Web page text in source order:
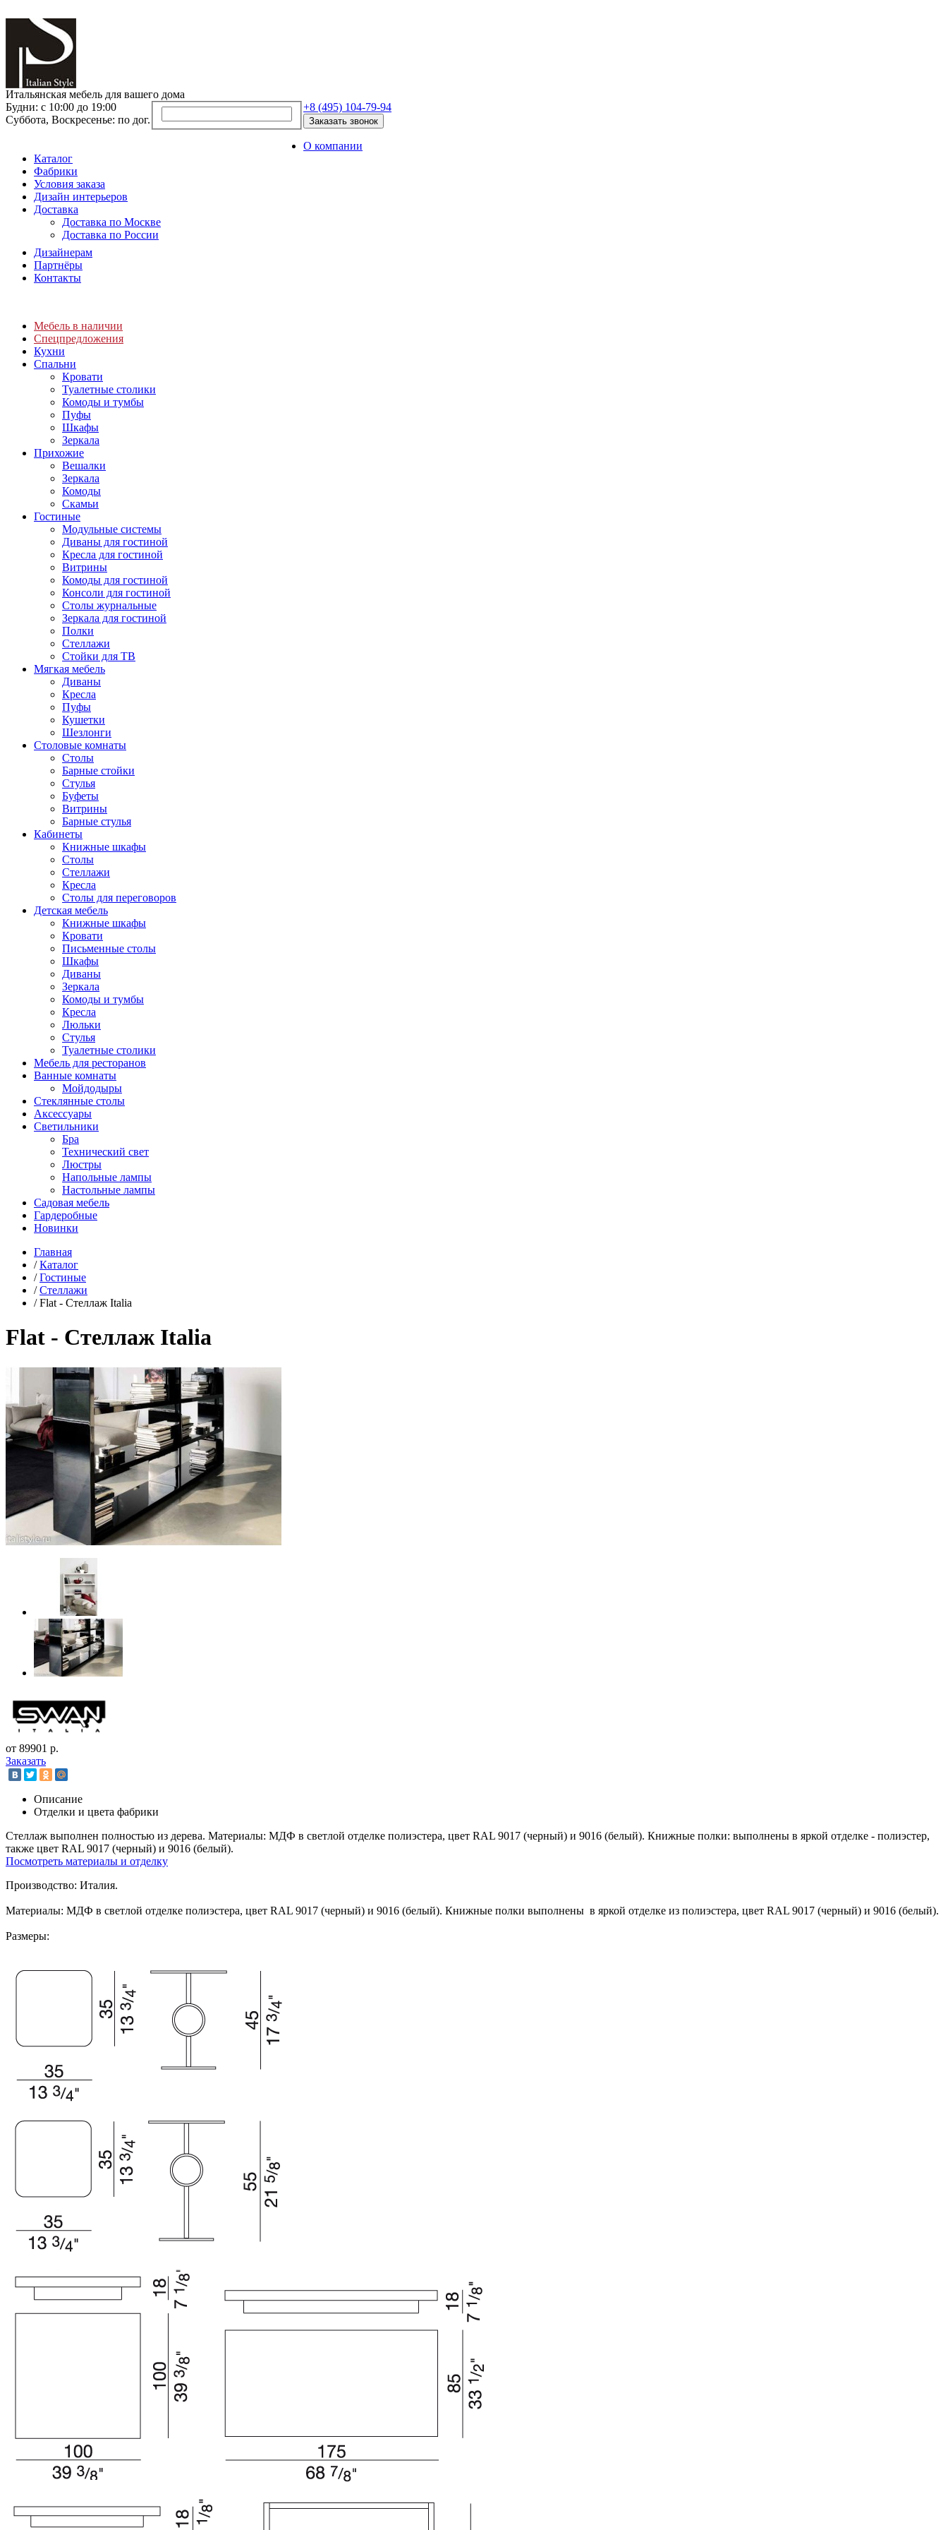
Итальянская мебель для вашего дома
Будни: с 10:00 до 19:00
Суббота, Воскресенье: по дог.
+8 (495) 104-79-94
Заказать звонок
О компании
Каталог
Фабрики
Условия заказа
Дизайн интерьеров
Доставка
Доставка по Москве
Доставка по России
Дизайнерам
Партнёры
Контакты
Мебель в наличии
Спецпредложения
Кухни
Спальни
Кровати
Туалетные столики
Комоды и тумбы
Пуфы
Шкафы
Зеркала
Прихожие
Вешалки
Зеркала
Комоды
Скамьи
Гостиные
Модульные системы
Диваны для гостиной
Кресла для гостиной
Витрины
Комоды для гостиной
Консоли для гостиной
Столы журнальные
Зеркала для гостиной
Полки
Стеллажи
Стойки для ТВ
Мягкая мебель
Диваны
Кресла
Пуфы
Кушетки
Шезлонги
Столовые комнаты
Столы
Барные стойки
Стулья
Буфеты
Витрины
Барные стулья
Кабинеты
Книжные шкафы
Cтолы
Стеллажи
Кресла
Столы для переговоров
Детская мебель
Книжные шкафы
Кровати
Письменные столы
Шкафы
Диваны
Зеркала
Комоды и тумбы
Кресла
Люльки
Стулья
Туалетные столики
Мебель для ресторанов
Ванные комнаты
Мойдодыры
Стеклянные столы
Аксессуары
Светильники
Бра
Технический свет
Люстры
Напольные лампы
Настольные лампы
Садовая мебель
Гардеробные
Новинки
Главная
/Каталог
/Гостиные
/Стеллажи
/Flat - Стеллаж Italia
Flat - Стеллаж Italia
от 89901 р.
Заказать
Описание
Отделки и цвета фабрики
Стеллаж выполнен полностью из дерева. Материалы: МДФ в светлой отделке полиэстера, цвет RAL 9017 (черный) и 9016 (белый). Книжные полки: выполнены в яркой отделке - полиэстер,
также цвет RAL 9017 (черный) и 9016 (белый).
Посмотреть материалы и отделку
Производство: Италия.
Материалы: МДФ в светлой отделке полиэстера, цвет RAL 9017 (черный) и 9016 (белый). Книжные полки выполнены в яркой отделке из полиэстера, цвет RAL 9017 (черный) и 9016 (белый).
Размеры: